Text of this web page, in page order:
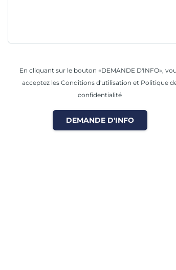
En cliquant sur le bouton «DEMANDE D'INFO»,
acceptez les Conditions d'utilisation et Politique
confidentialité
DEMANDE D'INFO